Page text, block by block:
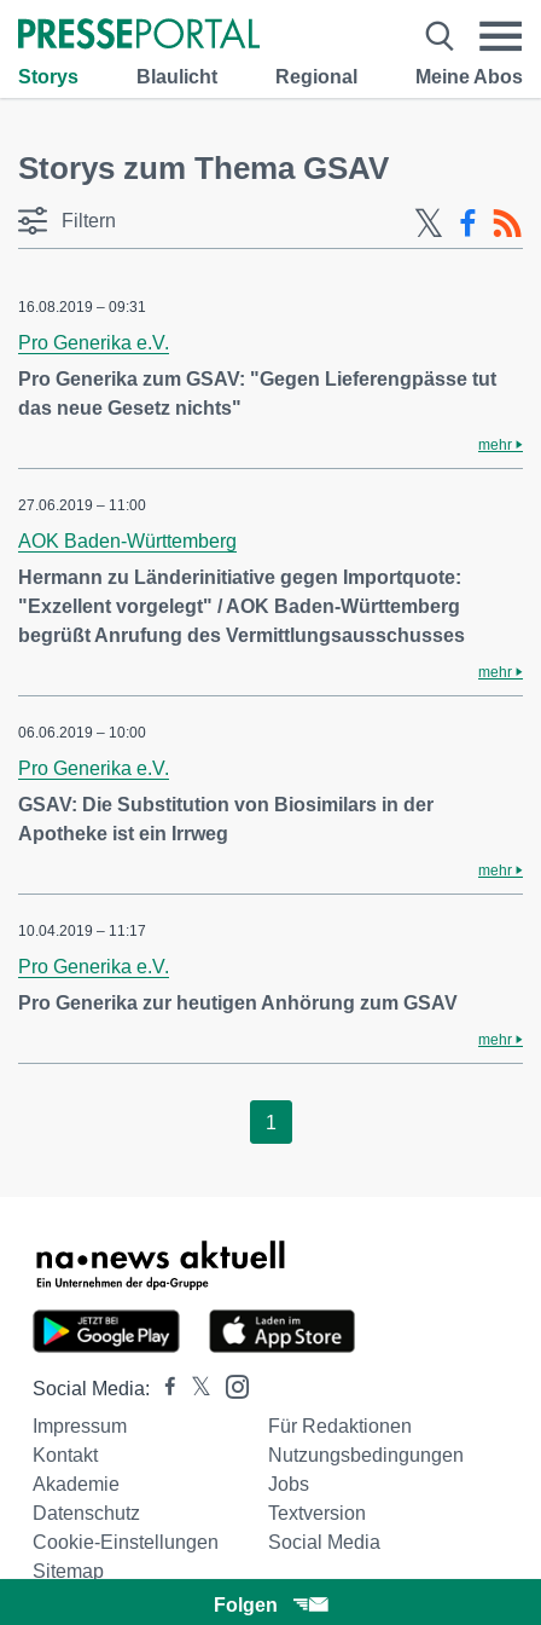
Storys Blaulicht Regional Meine Abos
Storys zum Thema GSAV
Folgen
Filtern
16.08.2019 – 09:31
Pro Generika e.V.
Pro Generika zum GSAV: "Gegen Lieferengpässe tut
das neue Gesetz nichts"
mehr
27.06.2019 – 11:00
AOK Baden-Württemberg
Hermann zu Länderinitiative gegen Importquote:
"Exzellent vorgelegt" / AOK Baden-Württemberg
begrüßt Anrufung des Vermittlungsausschusses
mehr
06.06.2019 – 10:00
Pro Generika e.V.
GSAV: Die Substitution von Biosimilars in der
Apotheke ist ein Irrweg
mehr
10.04.2019 – 11:17
Pro Generika e.V.
Pro Generika zur heutigen Anhörung zum GSAV
mehr
1
Social Media:
Impressum
Für Redaktionen
Kontakt
Nutzungsbedingungen
Akademie
Jobs
Datenschutz
Textversion
Cookie-Einstellungen
Social Media
Sitemap